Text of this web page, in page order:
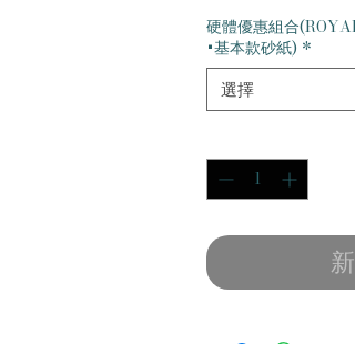
硬體優惠組合
+基本款砂紙) *
選擇